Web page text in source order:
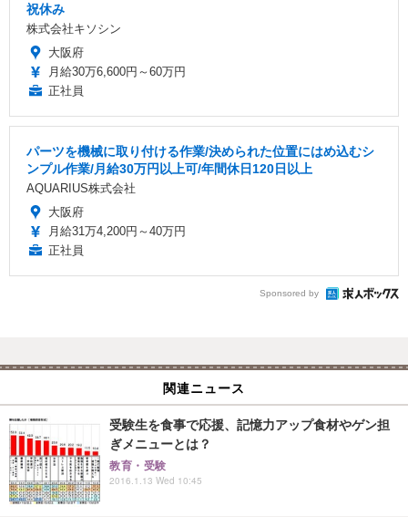
祝休み
株式会社キソシン
大阪府
月給30万6,600円～60万円
正社員
パーツを機械に取り付ける作業/決められた位置にはめ込むシ
ンプル作業/月給30万円以上可/年間休日120日以上
AQUARIUS株式会社
大阪府
月給31万4,200円～40万円
正社員
Sponsored by
関連ニュース
受験生を食事で応援、記憶力アップ食材やゲン担
ぎメニューとは？
教育・受験
2016.1.13 Wed 10:45